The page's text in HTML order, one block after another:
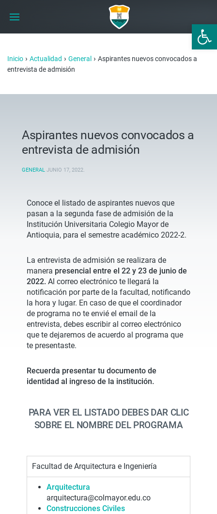
Abrir
Inicio › Actualidad › General › Aspirantes nuevos convocados a
entrevista de admisión
Aspirantes nuevos convocados a
entrevista de admisión
GENERAL JUNIO 17, 2022.
Conoce el listado de aspirantes nuevos que
pasan a la segunda fase de admisión de la
Institución Universitaria Colegio Mayor de
Antioquia, para el semestre académico 2022-2.
La entrevista de admisión se realizara de
manera presencial entre el 22 y 23 de junio de
2022. Al correo electrónico te llegará la
notificación por parte de la facultad, notificando
la hora y lugar. En caso de que el coordinador
de programa no te envié el email de la
entrevista, debes escribir al correo electrónico
que te dejaremos de acuerdo al programa que
te presentaste.
Recuerda presentar tu documento de
identidad al ingreso de la institución.
PARA VER EL LISTADO DEBES DAR CLIC
SOBRE EL NOMBRE DEL PROGRAMA
Facultad de Arquitectura e Ingeniería
Arquitectura
arquitectura@colmayor.edu.co
Construcciones Civiles